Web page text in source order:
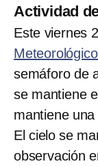
Actividad
Este viernes
semáforo de
se mantiene
mantiene una
El cielo se
observación